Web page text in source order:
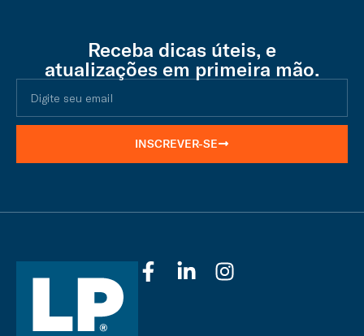
Receba dicas úteis, e
atualizações em primeira mão.
INSCREVER-SE